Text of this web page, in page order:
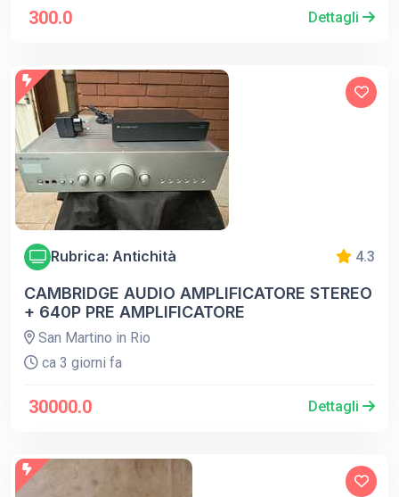
300.0 Dettagli
Rubrica: Antichità 4.3
CAMBRIDGE AUDIO AMPLIFICATORE STEREO
+ 640P PRE AMPLIFICATORE
San Martino in Rio
ca 3 giorni fa
30000.0 Dettagli